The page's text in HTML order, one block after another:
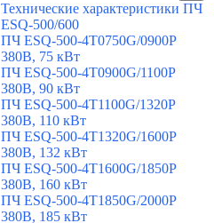
Технические характеристики ПЧ
ESQ-500/600
ПЧ ESQ-500-4T0750G/0900P
380В, 75 кВт
ПЧ ESQ-500-4T0900G/1100P
380В, 90 кВт
ПЧ ESQ-500-4T1100G/1320P
380В, 110 кВт
ПЧ ESQ-500-4T1320G/1600P
380В, 132 кВт
ПЧ ESQ-500-4T1600G/1850P
380В, 160 кВт
ПЧ ESQ-500-4T1850G/2000P
380В, 185 кВт